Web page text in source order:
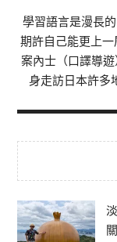
學習語言是漫長
期許自己能更上
案內士（口譯導
身走訪日本許多